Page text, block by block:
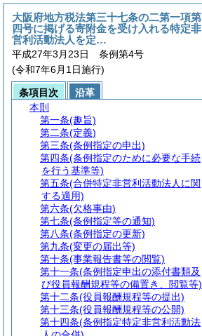
大阪府地方税法第三十七条の二第一項第
四号に掲げる寄附金を受け入れる特定非
営利活動法人を定…
平成27年3月23日 条例第4号
(令和7年6月1日施行)
条項目次
沿革
本則
第一条(趣旨)
第二条(定義)
第三条(条例指定の申出)
第四条(条例指定のために必要な手続
を行う基準等)
第五条(合併特定非営利活動法人に関
する適用)
第六条(欠格事由)
第七条(条例指定等の通知)
第八条(条例指定の更新)
第九条(変更の届出等)
第十条(事業報告書等の閲覧)
第十一条(条例指定申出の添付書類及
び役員報酬規程等の備置き、閲覧等)
第十二条(役員報酬規程等の提出)
第十三条(役員報酬規程等の公開)
第十四条(条例指定特定非営利活動法